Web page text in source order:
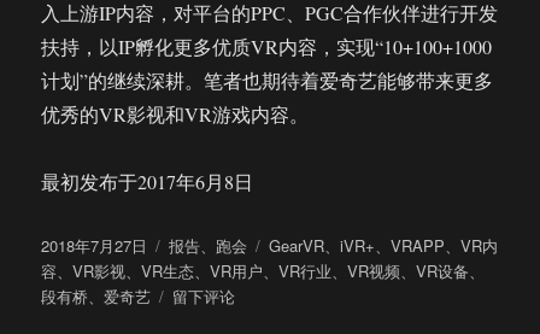
入上游IP内容，对平台的PPC、PGC合作伙伴进行开发
扶持，以IP孵化更多优质VR内容，实现“10+100+1000
计划”的继续深耕。笔者也期待着爱奇艺能够带来更多
优秀的VR影视和VR游戏内容。
最初发布于2017年6月8日
发
布
于
2018年7月27日
分
类
报告、 跑会
标
签
GearVR、iVR+、VRAPP、VR内
容、VR影视、VR生态、VR用户、VR行业、VR视频、VR设备、
段有桥、爱奇艺
于
留下评论